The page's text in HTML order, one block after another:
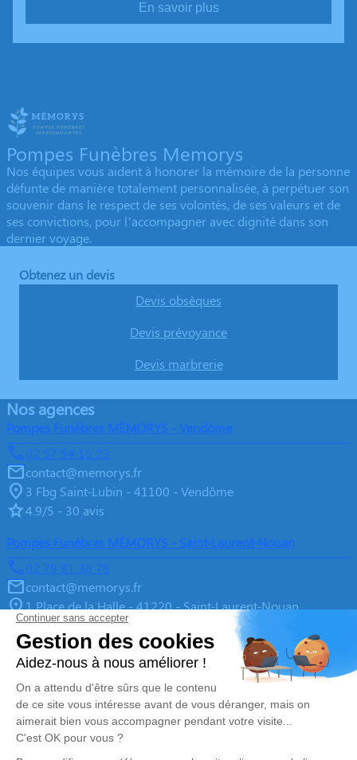
En savoir plus
Pompes Funèbres Memorys
Nos équipes vous aident à honorer la mémoire de la personne
défunte de manière totalement personnalisée, à perpétuer son
souvenir dans le respect de ses volontés, de ses valeurs et de
ses convictions, pour l’accompagner avec dignité dans son
dernier voyage.
Obtenez un devis
Devis obsèques
Devis prévoyance
Devis marbrerie
Nos agences
Pompes Funèbres MÉMORYS - Vendôme
02 57 54 15 23
contact@memorys.fr
3 Fbg Saint-Lubin - 41100 - Vendôme
4.9/5 - 30 avis
Pompes Funèbres MÉMORYS - Saint-Laurent-Nouan
02 79 81 38 78
contact@memorys.fr
1 Place de la Halle - 41220 - Saint-Laurent-Nouan
4.9/5 - 10 avis
Pompes Funèbres MEMORYS à Blois
02 55 02 46 67
contact@memorys.fr
3 Boulevard de l'Industrie - 41000 - Blois
5/5 - 81 avis